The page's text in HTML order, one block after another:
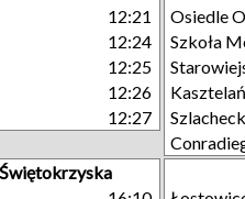
12:21
12:24
12:25
12:26
12:27
Osiedle
Szkoła